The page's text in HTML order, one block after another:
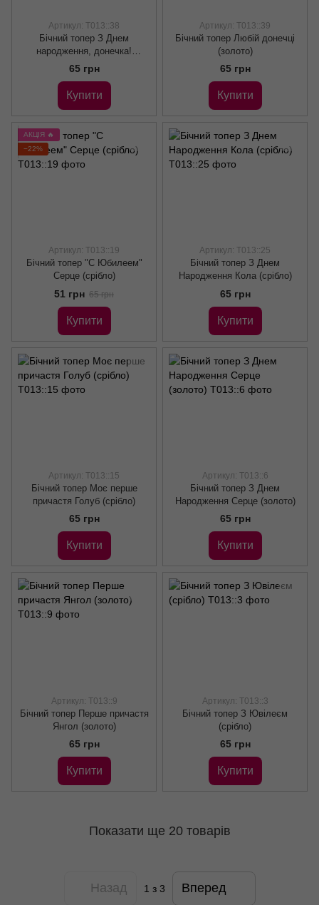
Артикул: Т013::38
Бічний топер З Днем
народження, донечка!
(золото)
65 грн
Купити
Артикул: Т013::39
Бічний топер Любій донечці
(золото)
65 грн
Купити
АКЦІЯ 🔥
−22%
Артикул: Т013::19
Бічний топер "С Юбилеем"
Серце (срібло)
51 грн 65 грн
Купити
Артикул: Т013::25
Бічний топер З Днем
Народження Кола (срібло)
65 грн
Купити
Артикул: Т013::15
Бічний топер Моє перше
причастя Голуб (срібло)
65 грн
Купити
Артикул: Т013::6
Бічний топер З Днем
Народження Серце (золото)
65 грн
Купити
Артикул: Т013::9
Бічний топер Перше причастя
Янгол (золото)
65 грн
Купити
Артикул: Т013::3
Бічний топер З Ювілеєм
(срібло)
65 грн
Купити
Показати ще 20 товарів
Назад 1 з 3 Вперед